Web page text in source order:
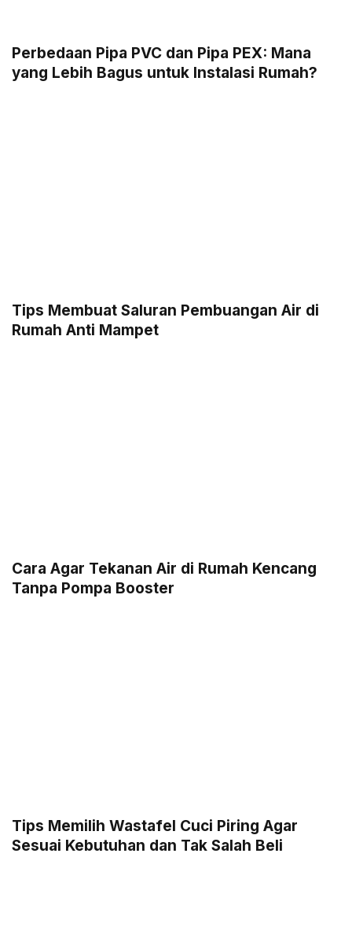
Perbedaan Pipa PVC dan Pipa PEX: Mana
yang Lebih Bagus untuk Instalasi Rumah?
Tips Membuat Saluran Pembuangan Air di
Rumah Anti Mampet
Cara Agar Tekanan Air di Rumah Kencang
Tanpa Pompa Booster
Tips Memilih Wastafel Cuci Piring Agar
Sesuai Kebutuhan dan Tak Salah Beli